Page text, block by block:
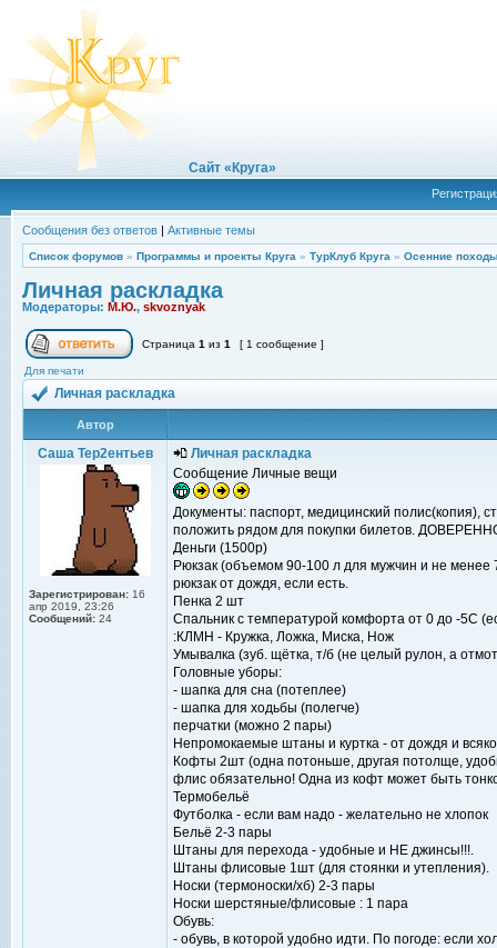
Сайт «Круга»
Сообщения без ответов | Активные темы
Список форумов » Программы и проекты Круга » ТурКлуб Круга » Осенние
Личная раскладка
Модераторы: М.Ю., skvoznyak
Страница 1 из 1 [ 1 сообщение ]
Для печати
Личная раскладка
Автор
Саша Тер2ентьев
Зарегистрирован: 16
апр 2019, 23:26
Сообщений: 24
Личная раскладка
Сообщение Личные вещи
Документы: паспорт, медицинский полис(копия),
положить рядом для покупки билетов.
Деньги (1500р)
Рюкзак (объемом 90-100 л для мужчин и не
рюкзак от дождя, если есть.
Пенка 2 шт
Спальник с температурой комфорта от 0 до -5С
:КЛМН - Кружка, Ложка, Миска, Нож
Умывалка (зуб. щётка, т/б (не целый рулон, а
Головные уборы:
- шапка для сна (потеплее)
- шапка для ходьбы (полегче)
перчатки (можно 2 пары)
Непромокаемые штаны и куртка - от дождя и
Кофты 2шт (одна потоньше, другая потолще,
флис обязательно! Одна из кофт может быть
Термобельё
Футболка - если вам надо - желательно не хлопок
Бельё 2-3 пары
Штаны для перехода - удобные и НЕ джинсы!!!.
Штаны флисовые 1шт (для стоянки и утепления).
Носки (термоноски/хб) 2-3 пары
Носки шерстяные/флисовые : 1 пара
Обувь:
- обувь, в которой удобно идти. По погоде: если